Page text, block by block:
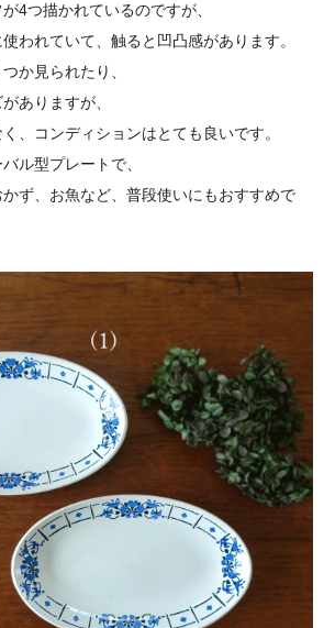
4つ描かれているのですが、
われていて、触ると凹凸感があります。
か見られたり、
ありますが、
、コンディションはとても良いです。
ル型プレートで、
ず、お魚など、普段使いにもおすすめで